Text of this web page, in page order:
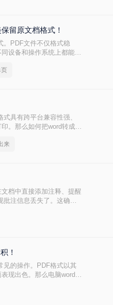
留原文档格式！
。PDF文件不仅格式稳
设备和操作系统上都能保
具有跨平台兼容性强、
。那么如何把word转成
来
档中直接添加注释、提醒
批注信息丢失了。这确实
！
见的操作。PDF格式以其
现出色。那么电脑word转